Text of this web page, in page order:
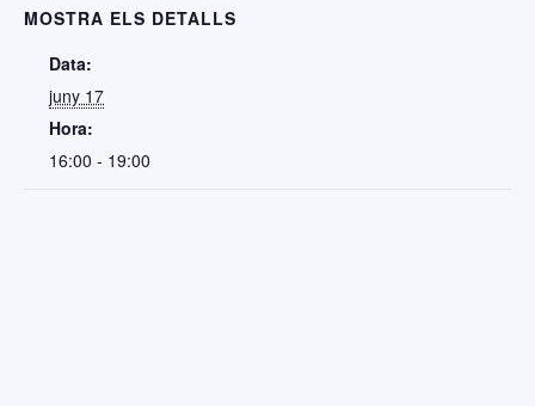
MOSTRA ELS DETALLS
Data:
juny 17
Hora:
16:00 - 19:00